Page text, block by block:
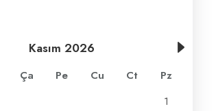
Kasım 2026
Ça Pe Cu Ct
Pz
1